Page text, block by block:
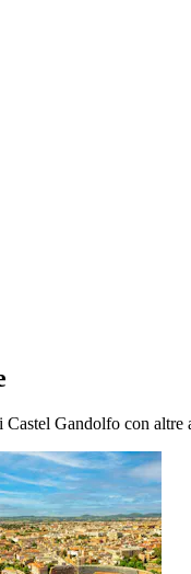
Gandolfo con